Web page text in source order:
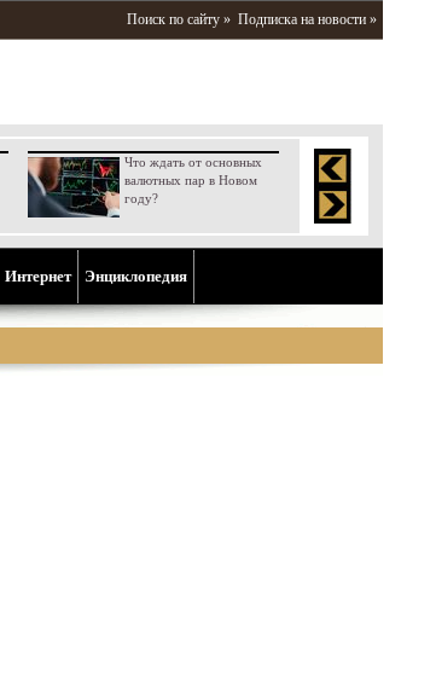
Поиск по сайту » Подписка на новости »
Что ждать от основных
валютных пар в Новом
году?
Интернет Энциклопедия